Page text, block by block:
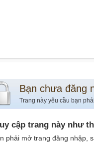
Bạn chưa đăng
Trang này yêu cầu bạn
cập trang này như
phải mở trang đăng nhập,